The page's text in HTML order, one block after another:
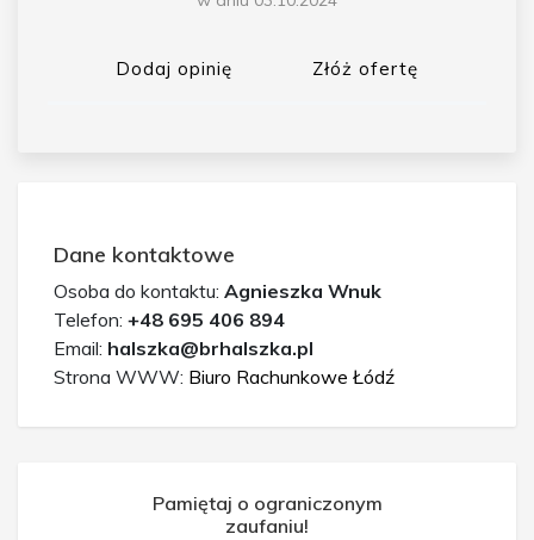
Dodaj opinię Złóż ofertę
Dane kontaktowe
Osoba do kontaktu: Agnieszka Wnuk
Telefon: +48 695 406 894
Email: halszka@brhalszka.pl
Strona WWW: Biuro Rachunkowe Łódź
Pamiętaj o ograniczonym
zaufaniu!